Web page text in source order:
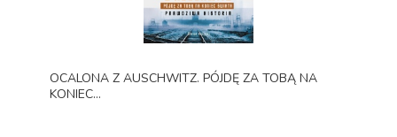
OCALONA Z AUSCHWITZ. PÓJDĘ ZA TOBĄ NA
KONIEC...